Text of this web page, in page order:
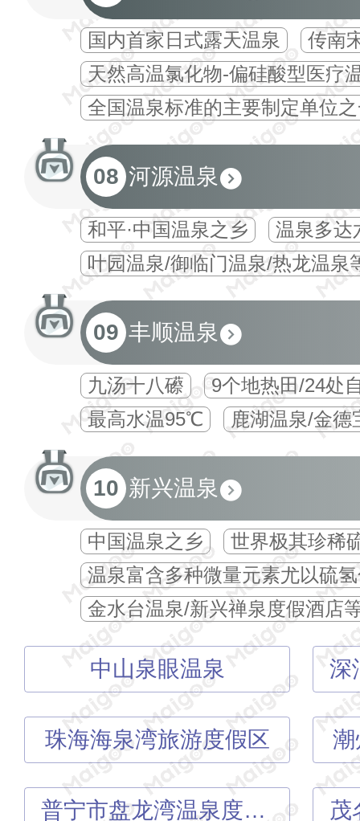
国内首家日式露天温泉
传南
天然高温氯化物-偏硅酸型医疗
全国温泉标准的主要制定单位
08 河源温泉
和平·中国温泉之乡
温泉多达
叶园温泉/御临门温泉/热龙温泉
09 丰顺温泉
九汤十八礤
9个地热田/24处
最高水温95℃
鹿湖温泉/金德
10 新兴温泉
中国温泉之乡
世界极其珍稀
温泉富含多种微量元素尤以硫
金水台温泉/新兴禅泉度假酒店
中山泉眼温泉
珠海海泉湾旅游度假区
普宁市盘龙湾温泉度假村